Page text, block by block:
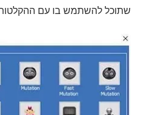
שתוכל להשתמש בו עם